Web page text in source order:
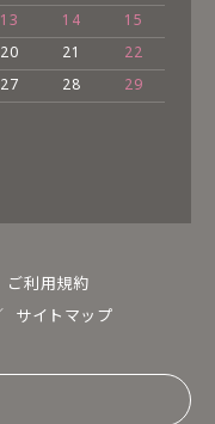
13 14
15
20 21
22
27 28
29
ご利用規約
サイトマップ